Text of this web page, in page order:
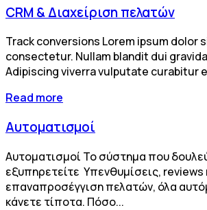
CRM & Διαχείριση πελατών
Track conversions Lorem ipsum dolor
consectetur. Nullam blandit dui
Adipiscing viverra vulputate curabitur
Read more
Αυτοματισμοί
Αυτοματισμοί Το σύστημα που
εξυπηρετείτε Υπενθυμίσεις, reviews
επαναπροσέγγιση πελατών, όλα
κάνετε τίποτα. Πόσο...